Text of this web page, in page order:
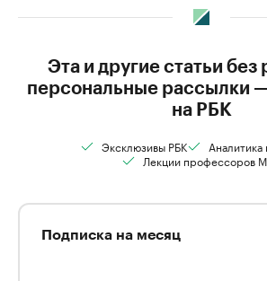
Эта и другие статьи
персональные рассылки
на РБК
Эксклюзивы РБК
Лекции профессоров
Подписка на месяц